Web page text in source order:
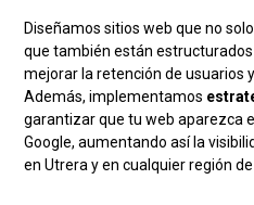
Diseñamos sitios web que no
que también están
mejorar la retención de usuarios
Además, implementamos
garantizar que tu web aparezca
Google, aumentando así la
en Utrera y en cualquier región